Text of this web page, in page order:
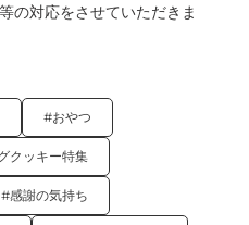
の対応をさせていただきま
#おやつ
クッキー特集
#感謝の気持ち